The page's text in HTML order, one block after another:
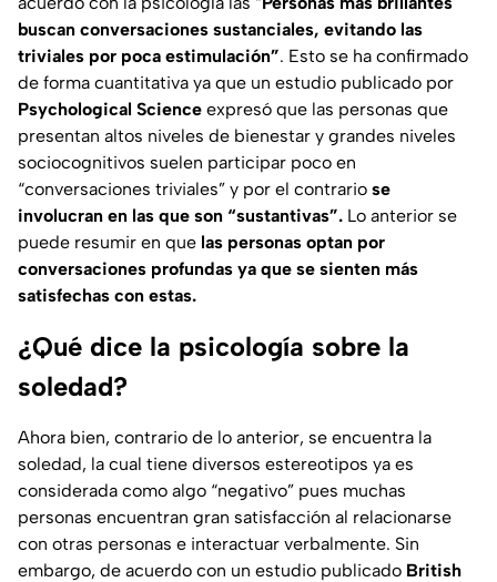
buscan conversaciones sustanciales, evitando las
triviales por poca estimulación”. Esto se ha confirmado
de forma cuantitativa ya que un estudio publicado por
Psychological Science expresó que las personas que
presentan altos niveles de bienestar y grandes niveles
sociocognitivos suelen participar poco en
“conversaciones triviales” y por el contrario se
involucran en las que son “sustantivas”. Lo anterior se
puede resumir en que las personas optan por
conversaciones profundas ya que se sienten más
satisfechas con estas.
¿Qué dice la psicología sobre la
soledad?
Ahora bien, contrario de lo anterior, se encuentra la
soledad, la cual tiene diversos estereotipos ya es
considerada como algo “negativo” pues muchas
personas encuentran gran satisfacción al relacionarse
con otras personas e interactuar verbalmente. Sin
embargo, de acuerdo con un estudio publicado British